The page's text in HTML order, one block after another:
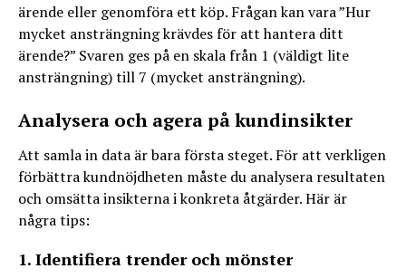
ärende eller genomföra ett köp. Frågan kan vara ”Hur
mycket ansträngning krävdes för att hantera ditt
ärende?” Svaren ges på en skala från 1 (väldigt lite
ansträngning) till 7 (mycket ansträngning).
Analysera och agera på kundinsikter
Att samla in data är bara första steget. För att verkligen
förbättra kundnöjdheten måste du analysera resultaten
och omsätta insikterna i konkreta åtgärder. Här är
några tips:
1. Identifiera trender och mönster